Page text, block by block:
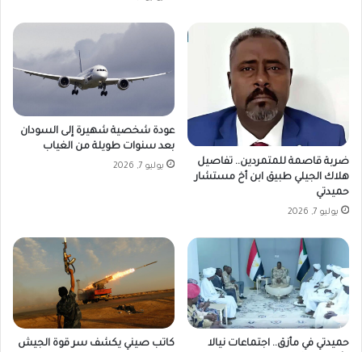
ضربة قاصمة للمتمردين.. تفاصيل
هلاك الجيلي طبيق ابن أخ مستشار
حميدتي
يوليو 7, 2026
عودة شخصية شهيرة إلى السودان
بعد سنوات طويلة من الغياب
يوليو 7, 2026
حميدتي في مأزق.. اجتماعات نيالا
كاتب صيني يكشف سر قوة الجيش